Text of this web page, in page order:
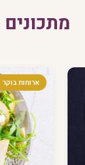
ארוחות בוקר